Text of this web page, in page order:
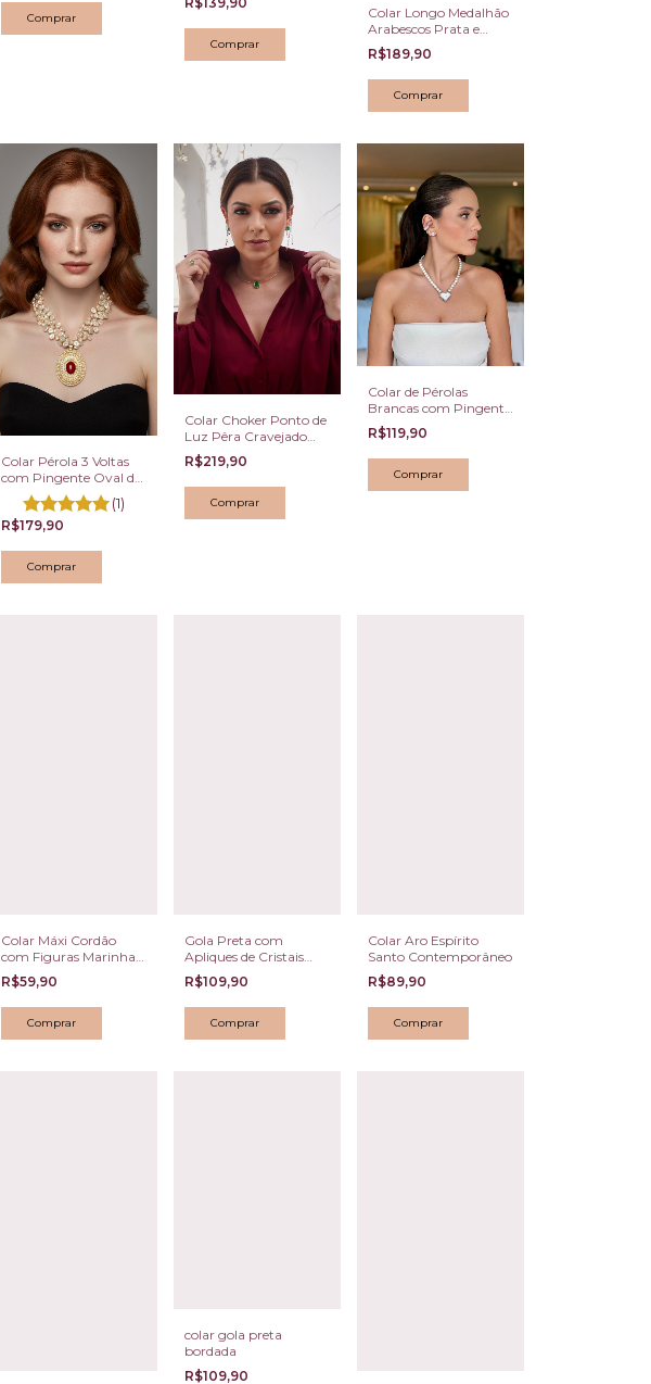
Colar Longo Medalhão
Arabescos Prata e
Dourado com Franjas
R$189,90
Colar Pérola 3 Voltas
com Pingente Oval de
Pedra Vermelha
(1)
R$179,90
Colar Choker Ponto de
Luz Pêra Cravejado
Verde Esmeralda
R$219,90
Colar de Pérolas
Brancas com Pingente
Coração Cravejado
Dourado
R$119,90
Comprar
Colar Máxi Cordão
com Figuras Marinhas
Esculpidas e Esferas
R$59,90
Gola Preta com
Apliques de Cristais
Florais e Gotas
R$109,90
Colar Aro Espírito
Santo Contemporâneo
R$89,90
colar gola preta
bordada
R$109,90